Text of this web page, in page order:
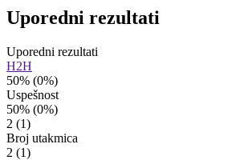
Uporedni rezultati
Uporedni rezultati
H2H
50% (0%)
Uspešnost
50% (0%)
2 (1)
Broj utakmica
2 (1)